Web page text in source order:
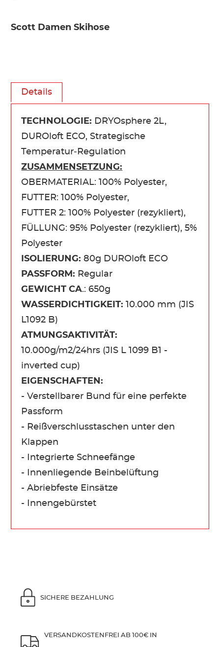
Scott Damen Skihose
Details
TECHNOLOGIE: DRYOsphere 2L,
DUROloft ECO, Strategische
Temperatur‑Regulation
ZUSAMMENSETZUNG:
OBERMATERIAL: 100% Polyester,
FUTTER: 100% Polyester,
FUTTER 2: 100% Polyester (rezykliert),
FÜLLUNG: 95% Polyester (rezykliert), 5%
Polyester
ISOLIERUNG: 80g DUROloft ECO
PASSFORM: Regular
GEWICHT CA.: 650g
WASSERDICHTIGKEIT: 10.000 mm (JIS
L1092 B)
ATMUNGSAKTIVITÄT:
10.000g/m2/24hrs (JIS L 1099 B1 -
inverted cup)
EIGENSCHAFTEN:
- Verstellbarer Bund für eine perfekte
Passform
- Reißverschlusstaschen unter den
Klappen
- Integrierte Schneefänge
- Innenliegende Beinbelüftung
- Abriebfeste Einsätze
- Innengebürstet
SICHERE BEZAHLUNG
VERSANDKOSTENFREI AB 100€ IN